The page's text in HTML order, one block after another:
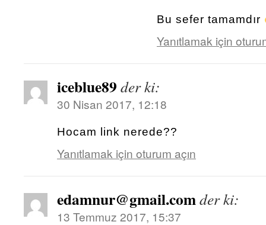
Bu sefer tamamdır
Yanıtlamak için
iceblue89 der ki:
30 Nisan 2017, 12:18
Hocam link nerede??
Yanıtlamak için oturum açın
edamnur@gmail.comder ki:
13 Temmuz 2017, 15:37